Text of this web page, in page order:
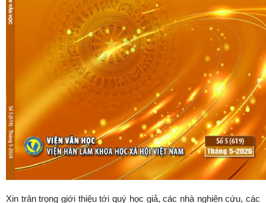
Xin trân trọng giới thiệu tới quý học giả, các nhà nghiên cứu, các